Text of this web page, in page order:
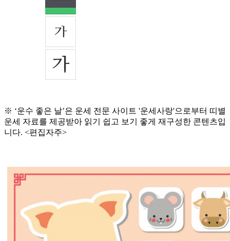
※ ‘운수 좋은 날’은 운세 전문 사이트 '운세사랑'으로부터 띠별
운세 자료를 제공받아 읽기 쉽고 보기 좋게 재구성한 콘텐츠입
니다. <편집자주>